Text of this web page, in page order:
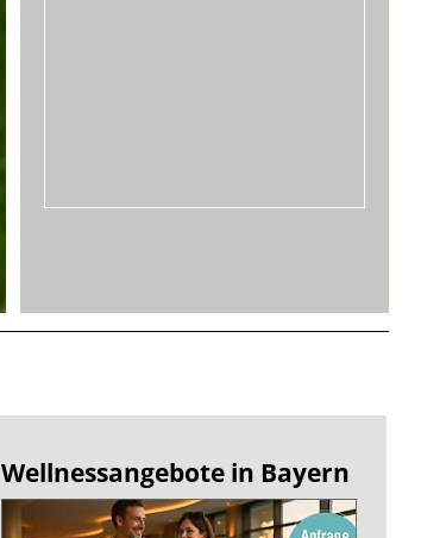
Wellnessangebote in Bayern